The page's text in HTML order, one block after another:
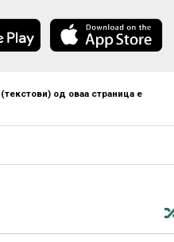
од оваа страница е